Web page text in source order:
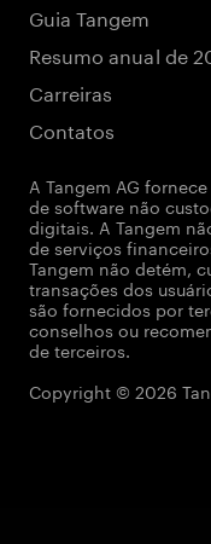
Guia Tangem
Resumo anual de
Carreiras
Contatos
A Tangem AG
de software não
digitais. A Tangem
de serviços
Tangem não detém,
transações dos
são fornecidos por
conselhos ou
de terceiros.